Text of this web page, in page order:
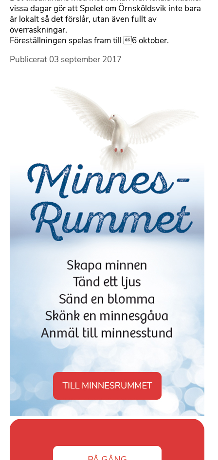
vissa dagar gör att Spelet om Örnsköldsvik inte bara
är lokalt så det förslår, utan även fullt av
överraskningar.
Föreställningen spelas fram till 6 oktober.
Publicerat 03 september 2017